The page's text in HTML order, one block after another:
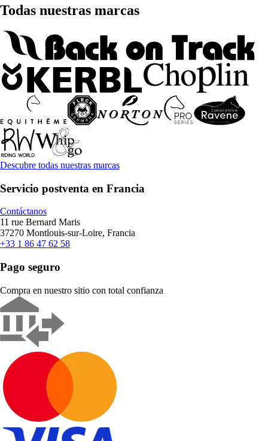
Todas nuestras marcas
Descubre todas nuestras marcas
Servicio postventa en Francia
Contáctanos
11 rue Bernard Maris
37270 Montlouis-sur-Loire, Francia
+33 1 86 47 62 58
Pago seguro
Compra en nuestro sitio con total confianza